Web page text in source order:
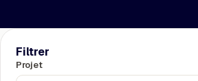
Filtrer
Projet